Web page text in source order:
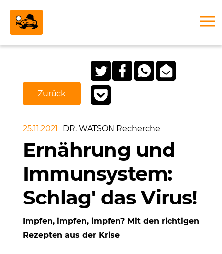
Zurück
25.11.2021 DR. WATSON Recherche
Ernährung und
Immunsystem:
Schlag' das Virus!
Impfen, impfen, impfen? Mit den richtigen
Rezepten aus der Krise